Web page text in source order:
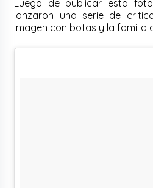
Luego de publicar esta
lanzaron una serie de
imagen con botas y la familia